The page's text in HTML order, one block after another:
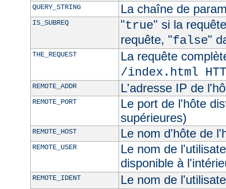
QUERY_STRING La chaîne de
IS_SUBREQ "true" si la
requête, "false"
THE_REQUEST
La requête
/index.html
REMOTE_ADDR L'adresse IP de
REMOTE_PORT
Le port de l'hôte
supérieures)
REMOTE_HOST Le nom d'hôte de
REMOTE_USER
Le nom de
disponible à
REMOTE_IDENT Le nom de